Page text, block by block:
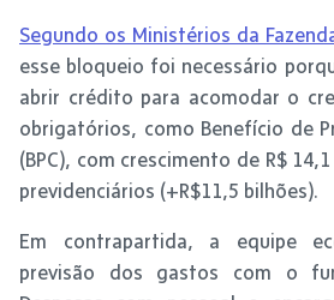
Segundo os Ministérios da
esse bloqueio foi necessário
abrir crédito para acomodar o
obrigatórios, como Benefício de
(BPC), com crescimento de R$
previdenciários (+R$11,5 bilhões).
Em contrapartida, a equipe
previsão dos gastos com o